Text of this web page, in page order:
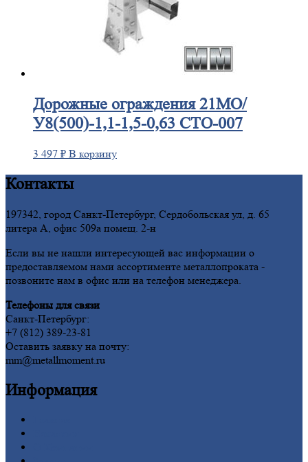
Дорожные ограждения 21МО/
У8(500)-1,1-1,5-0,63 СТО-007
3 497 ₽ В корзину
Контакты
197342, город Санкт-Петербург, Сердобольская ул, д. 65
литера А, офис 509а помещ. 2-н
Если вы не нашли интересующей вас информации о
предоставляемом нами ассортименте металлопроката -
позвоните нам в офис или на телефон менеджера.
Телефоны для связи
Санкт-Петербург:
+7 (812) 389-23-81
Оставить заявку на почту:
mm@metallmoment.ru
Информация